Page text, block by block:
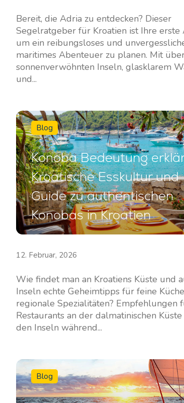
Bereit, die Adria zu entdecken? Dieser
Segelratgeber für Kroatien ist Ihre erste
um ein reibungsloses und
maritimes Abenteuer zu planen. Mit
sonnenverwöhnten Inseln, glasklarem
und...
Blog
Konoba Bedeutung
Kroatische Esskultur und
Guide zu authentischen
Konobas in Kroatien
12. Februar, 2026
Wie findet man an Kroatiens Küste und
Inseln echte Geheimtipps für feine
regionale Spezialitäten? Empfehlungen
Restaurants an der dalmatinischen
den Inseln während...
Blog
Kontakt
Nachrichten / Blog
Über uns
Partner
Häufig gestellte Fragen
Unsere
Segelboote
Motorboote
Katamarane
Motoryachten